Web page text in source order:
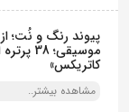
پیوند رنگ و نُت؛
کاتریکس»
مشاهده بیشتر..